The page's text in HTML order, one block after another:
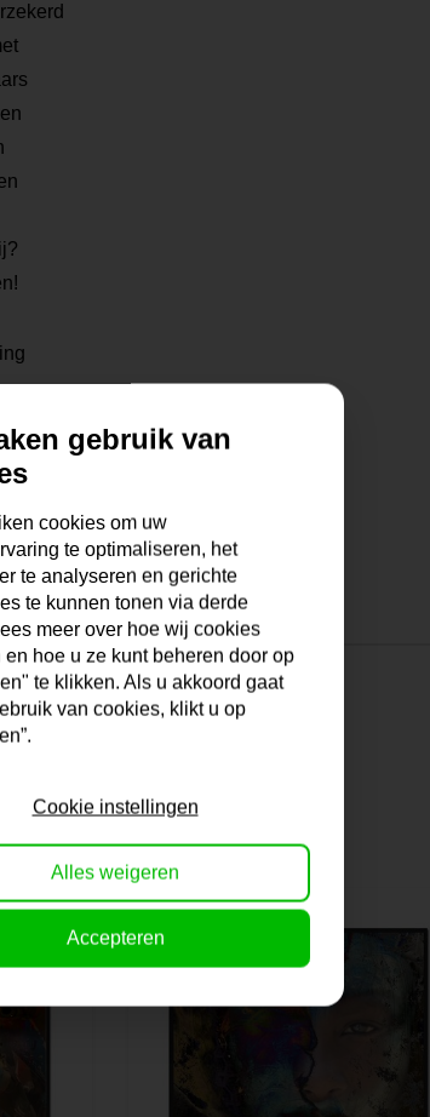
gebruik van
cookies om uw
te optimaliseren, het
te analyseren en gerichte
te kunnen tonen via derde
meer over hoe wij cookies
en hoe u ze kunt beheren door op
te klikken. Als u akkoord gaat
van cookies, klikt u op
Cookie instellingen
Alles weigeren
Accepteren